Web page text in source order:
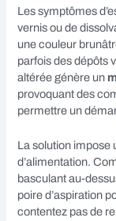
Les symptômes
vernis ou de
une couleur
parfois des dépôts
altérée génère un
provoquant des
permettre un
La solution impose
d’alimentation.
basculant au-
poire d’aspiration
contentez pas de